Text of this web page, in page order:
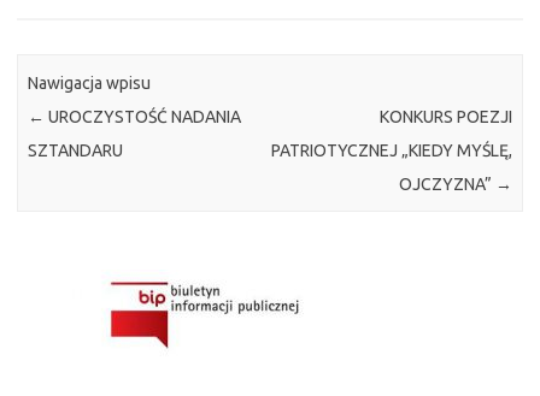
Nawigacja wpisu
← UROCZYSTOŚĆ NADANIA
SZTANDARU
KONKURS POEZJI
PATRIOTYCZNEJ „KIEDY MYŚLĘ,
OJCZYZNA” →